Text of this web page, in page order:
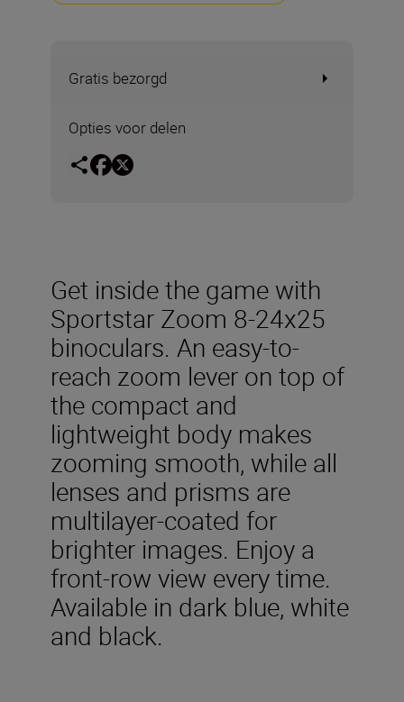
Gratis bezorgd
Opties voor delen
Get inside the game with
Sportstar Zoom 8-24x25
binoculars. An easy-to-
reach zoom lever on top of
the compact and
lightweight body makes
zooming smooth, while all
lenses and prisms are
multilayer-coated for
brighter images. Enjoy a
front-row view every time.
Available in dark blue, white
and black.